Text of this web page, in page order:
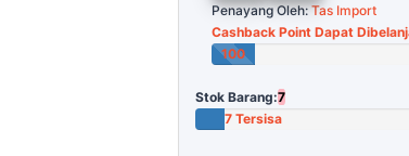
Penayang Oleh:Tas Import
Cashback Point Dapat
100
Stok Barang:7
7 Tersisa